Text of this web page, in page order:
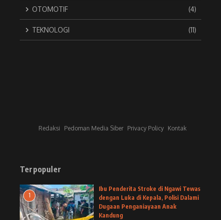
OTOMOTIF (4)
TEKNOLOGI (11)
Redaksi Pedoman Media Siber Privacy Policy Kontak
Terpopuler
1
Ibu Penderita Stroke di Ngawi Tewas
dengan Luka di Kepala, Polisi Dalami
Dugaan Penganiayaan Anak
Kandung